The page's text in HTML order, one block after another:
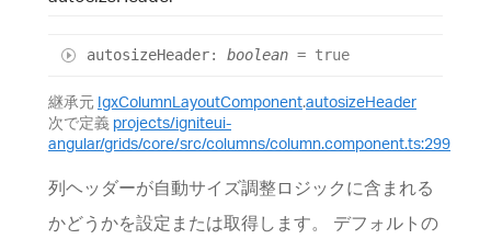
autosizeHeader: boolean = true
継承元 IgxColumnLayoutComponent.autosizeHeader
次で定義 projects/igniteui-
angular/grids/core/src/columns/column.component.ts:299
列ヘッダーが自動サイズ調整ロジックに含まれる
かどうかを設定または取得します。 デフォルトの